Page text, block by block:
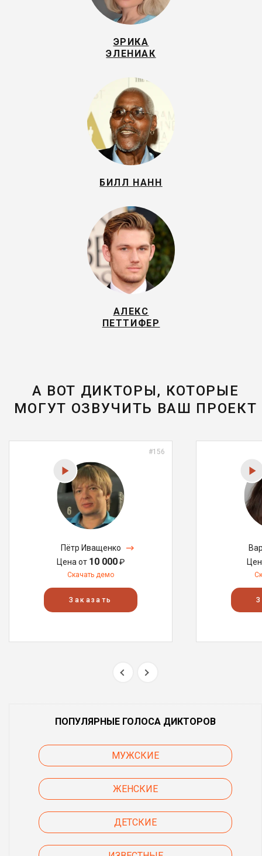
ЭРИКА
ЭЛЕНИАК
БИЛЛ НАНН
АЛЕКС
ПЕТТИФЕР
А ВОТ ДИКТОРЫ, КОТОРЫЕ
МОГУТ ОЗВУЧИТЬ ВАШ ПРОЕКТ
#156
Пётр Иващенко
Цена от 10 000₽
Скачать демо
Заказать
ПОПУЛЯРНЫЕ ГОЛОСА ДИКТОРОВ
МУЖСКИЕ
ЖЕНСКИЕ
ДЕТСКИЕ